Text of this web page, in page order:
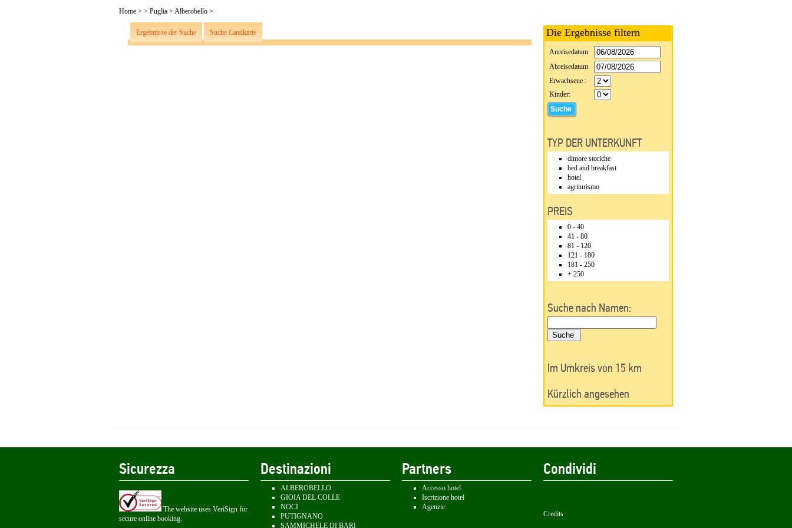
Home > > Puglia > Alberobello >
Ergebnisse der Suche Suche Landkarte Die Ergebnisse filtern
Anreisedatum
Abreisedatum
Erwachsene :
Kinder:
TYP DER UNTERKUNFT
dimore storiche
bed and breakfast
hotel
agriturismo
PREIS
0 - 40
41 - 80
81 - 120
121 - 180
181 - 250
+ 250
Suche nach Namen:
Im Umkreis von 15 km
Kürzlich angesehen
Sicurezza
The website uses VeriSign for
secure online booking.
Destinazioni
ALBEROBELLO
GIOIA DEL COLLE
NOCI
PUTIGNANO
SAMMICHELE DI BARI
Partners
Accesso hotel
Iscrizione hotel
Agenzie
Condividi
Credits